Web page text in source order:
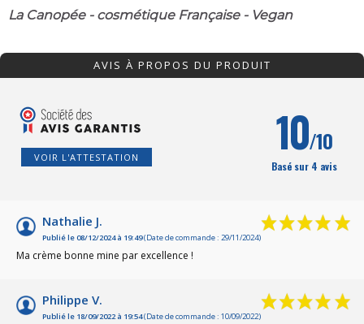
La Canopée - cosmétique Française - Vegan
AVIS À PROPOS DU PRODUIT
VOIR L'ATTESTATION 10/10
Basé sur 4 avis
Nathalie J.
Publié le 08/12/2024 à 19:49(Date de commande : 29/11/2024)
Ma crème bonne mine par excellence !
Philippe V.
Publié le 18/09/2022 à 19:54(Date de commande : 10/09/2022)